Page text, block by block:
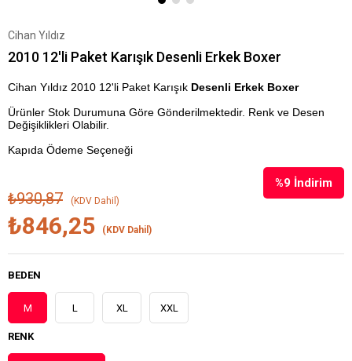
Cihan Yıldız
2010 12'li Paket Karışık Desenli Erkek Boxer
Cihan Yıldız 2010 12'li Paket Karışık Desenli Erkek Boxer
Ürünler Stok Durumuna Göre Gönderilmektedir. Renk ve Desen
Değişiklikleri Olabilir.
Kapıda Ödeme Seçeneği
%9 İndirim
₺930,87 (KDV Dahil)
₺846,25 (KDV Dahil)
BEDEN
M L XL XXL
RENK